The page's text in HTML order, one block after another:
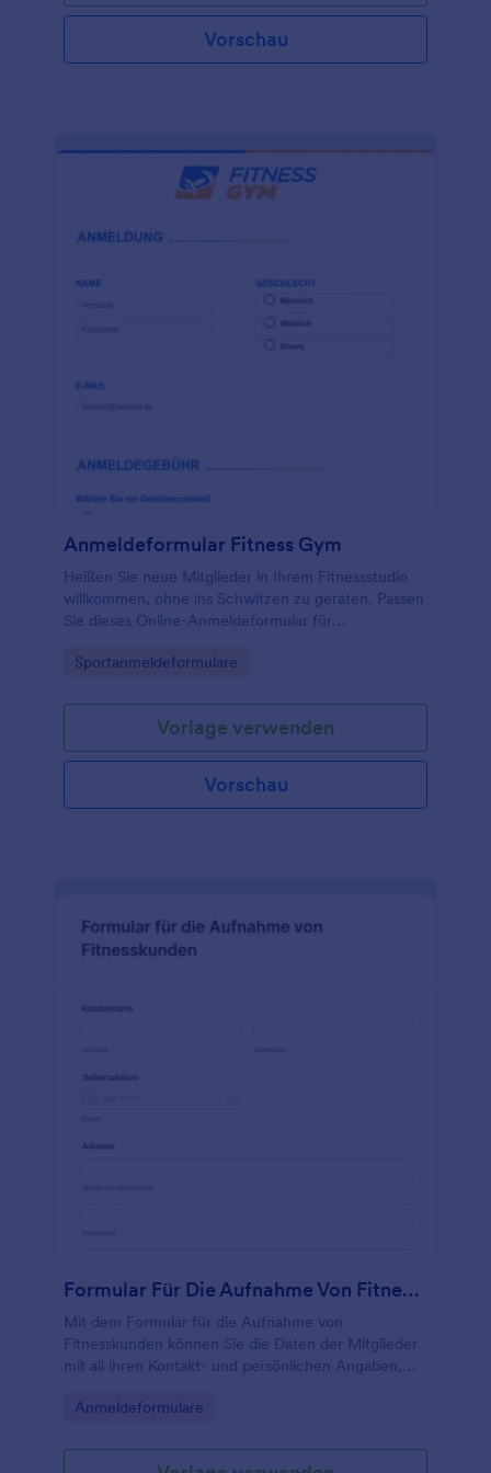
Vorschau
Anmeldeformular Fitness Gym
Heißen Sie neue Mitglieder in Ihrem Fitnessstudio
willkommen, ohne ins Schwitzen zu geraten. Passen
Sie dieses Online-Anmeldeformular für
Ihres Fitnessstudios ein, um neue Mitglieder sofort
integriert ist, akzeptiert Ihr Fitnessstudio-
Anmeldeformular die Online-Zahlungen der
Mitgliedsbeiträge.
Go to Category:
Sportanmeldeformulare
Vorlage verwenden
Vorschau
Formular Für Die Aufnahme Von Fitnesskunden
Mit dem Formular für die Aufnahme von
Fitnesskunden können Sie die Daten der Mitglieder
mit all ihren Kontakt- und persönlichen Angaben,
und Medikamentenanamnese, Angaben zu
Trainingsgewohnheiten, Verfügbarkeitsstatus auf
Go to Category:
Anmeldeformulare